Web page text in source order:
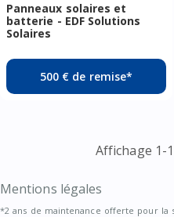
Panneaux solaires et
batterie - EDF Solutions
Solaires
500 € de remise*
Affichage 1-
Mentions légales
*2 ans de maintenance offerte pour la